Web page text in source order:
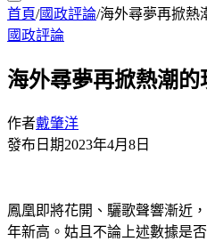
首頁/國政評論/海外尋夢再掀熱
國政評論
海外尋夢再掀熱潮的
作者戴肇洋
發布日期2023年4月8日
鳳凰即將花開、驪歌聲響漸近
年新高。姑且不論上述數據是